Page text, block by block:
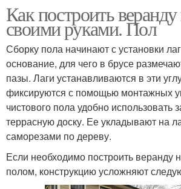
Как построить веранду
своими руками. Пол
Сборку пола начинают с установки
основание, для чего в брусе
пазы. Лаги устанавливаются в эти
фиксируются с помощью монтажных
чистового пола удобно
террасную доску. Ее укладывают на
саморезами по дереву.
Если необходимо построить веранду
полом, конструкцию усложняют